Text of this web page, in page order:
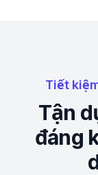
Tiết
Tận
đáng